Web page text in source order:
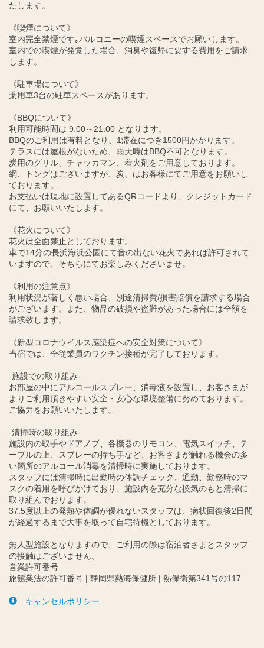
たします。
《喫煙について》
室内完全禁煙です｡バルコニーの喫煙スペースでお願いします。
室内での喫煙が発覚した場合、消臭や復帰に要する費用をご請求
します。
《駐車場について》
乗用車3台の駐車スペースがあります。
《BBQについて》
利用可能時間は 9:00～21:00 となります。
BBQのご利用は有料となり、1滞在につき1500円かかります。
テラスには屋根がないため、雨天時はBBQ不可となります。
炭用のグリル、チャッカマン、着火剤をご用意しております。
網、トングはございますが、炭、はお客様にてご用意をお願いし
ております。
お支払いは現地に設置してあるQRコードより、クレジットカード
にて、お願いいたします。
《花火について》
花火は全面禁止としております。
車で14分の長浜海浜公園にて音の出ない花火であれば許可されて
いますので、そちらにてお楽しみくださいませ。
《利用の注意点》
利用状況が著しく悪い場合、別途清掃費/損害賠償を請求する場合
がございます。また、物品の破損や盗難があった場合には全額を
請求致します。
《新型コロナウイルス感染症への安全対策について》
当宿では、全従業員のワクチン接種が完了しております。
-施設での取り組み-
お部屋の中にアルコールスプレー、消毒液を設置し、お客さまが
よりご利用頂きやすい安全・安心な環境整備に努めております。
ご協力をお願いいたします。
-清掃時の取り組み-
施設内の取手やドアノブ、各機器のリモコン、電気スイッチ、テ
ーブルの上、スプレーの持ち手など、お客さまが触れる機会の多
い箇所のアルコール消毒を清掃時に実施しております。
スタッフには清掃時に出勤時の体調チェック、通勤、勤務時のマ
スクの着用を呼びかけており、施設内を充分な換気のもと清掃に
取り組んでおります。
37.5度以上の発熱や体調が優れないスタッフは、病状回復後2日間
が経過するまで大事を取って自宅待機としております。
無人型施設となりますので、ご利用の際は宿泊者さまとスタッフ
の接触はございません。
営業許可番号
旅館業法の許可番号 | 静岡県熱海保健所 | 熱保衛第341号の117
キャンセルポリシー